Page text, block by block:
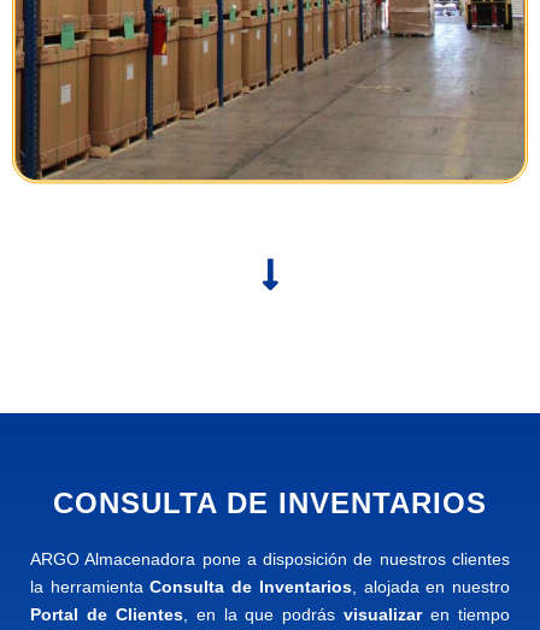
CONSULTA DE INVENTARIOS
ARGO Almacenadora pone a disposición de nuestros clientes
la herramientaConsulta de Inventarios, alojada en nuestro
Portal de Clientes, en la que podrásvisualizaren tiempo